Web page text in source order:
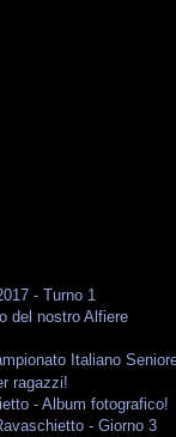
- Turno 1
del nostro Alfiere
Italiano
ragazzi!
- Album fotografico!
- Giorno 3